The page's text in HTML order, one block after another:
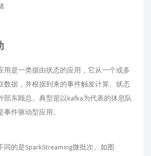
用是一类据由状态的应用，它从一个或多
数据，并根据到来的事件触发计算、状态
部东顾总。典型是以kafka为代表的休息队
件驱动型应用。
同的是SparkStreaming微批次。如图